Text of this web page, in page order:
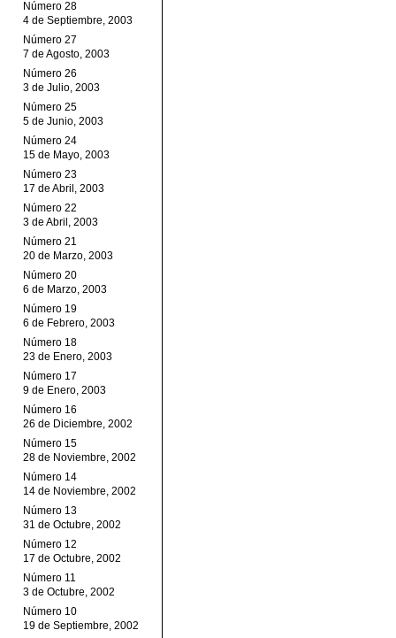
Número 28
4 de Septiembre, 2003
Número 27
7 de Agosto, 2003
Número 26
3 de Julio, 2003
Número 25
5 de Junio, 2003
Número 24
15 de Mayo, 2003
Número 23
17 de Abril, 2003
Número 22
3 de Abril, 2003
Número 21
20 de Marzo, 2003
Número 20
6 de Marzo, 2003
Número 19
6 de Febrero, 2003
Número 18
23 de Enero, 2003
Número 17
9 de Enero, 2003
Número 16
26 de Diciembre, 2002
Número 15
28 de Noviembre, 2002
Número 14
14 de Noviembre, 2002
Número 13
31 de Octubre, 2002
Número 12
17 de Octubre, 2002
Número 11
3 de Octubre, 2002
Número 10
19 de Septiembre, 2002